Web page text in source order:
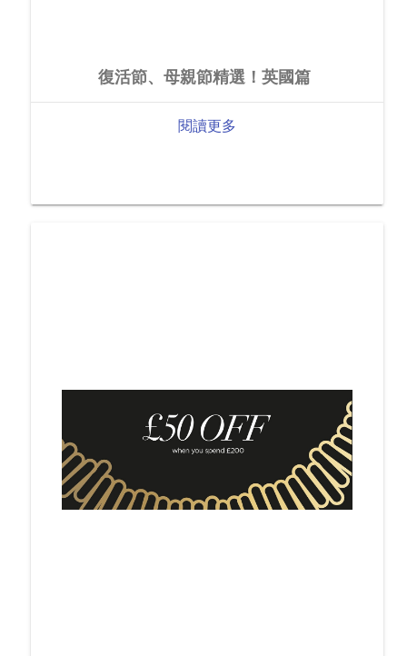
復活節、母親節精選！英國篇
閱讀更多